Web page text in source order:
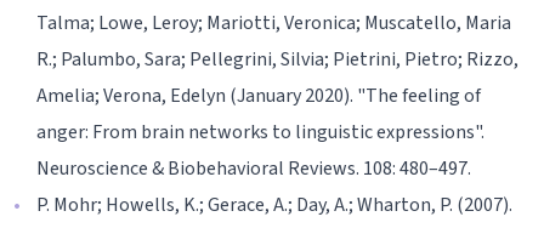
Talma; Lowe, Leroy; Mariotti, Veronica; Muscatello, Maria
R.; Palumbo, Sara; Pellegrini, Silvia; Pietrini, Pietro; Rizzo,
Amelia; Verona, Edelyn (January 2020). "The feeling of
anger: From brain networks to linguistic expressions".
Neuroscience & Biobehavioral Reviews. 108: 480–497.
P. Mohr; Howells, K.; Gerace, A.; Day, A.; Wharton, P. (2007).